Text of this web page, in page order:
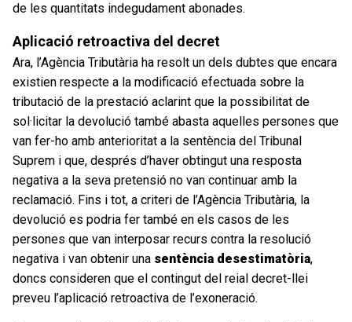
de les quantitats indegudament abonades.
Aplicació retroactiva del decret
Ara, l’Agència Tributària ha resolt un dels dubtes que encara
existien respecte a la modificació efectuada sobre la
tributació de la prestació aclarint que la possibilitat de
sol·licitar la devolució també abasta aquelles persones que
van fer-ho amb anterioritat a la sentència del Tribunal
Suprem i que, després d’haver obtingut una resposta
negativa a la seva pretensió no van continuar amb la
reclamació. Fins i tot, a criteri de l’Agència Tributària, la
devolució es podria fer també en els casos de les
persones que van interposar recurs contra la resolució
negativa i van obtenir una sentència desestimatòria,
doncs consideren que el contingut del reial decret-llei
preveu l’aplicació retroactiva de l’exoneració.